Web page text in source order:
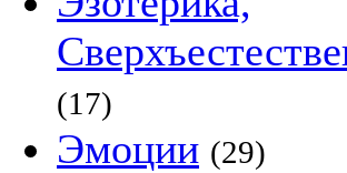
(17)
Эмоции (29)